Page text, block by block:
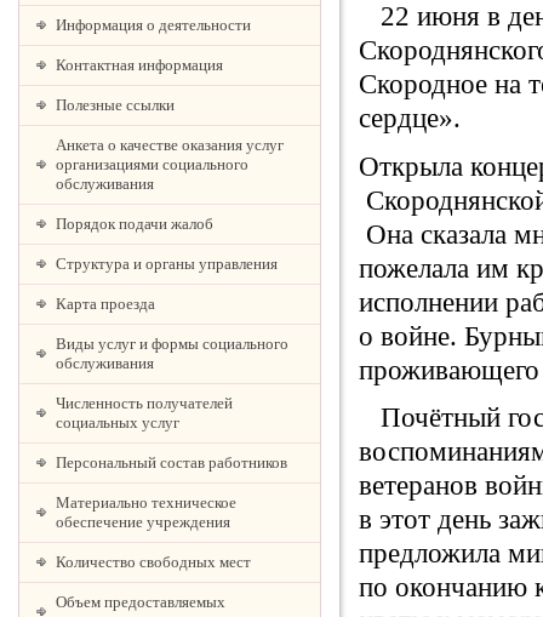
Информация о деятельности
Контактная информация
Полезные ссылки
Анкета о качестве оказания услуг
организациями социального
обслуживания
Порядок подачи жалоб
Структура и органы управления
Карта проезда
Виды услуг и формы социального
обслуживания
Численность получателей
социальных услуг
Персональный состав работников
Материально техническое
обеспечение учреждения
Количество свободных мест
Объем предоставляемых
22 июня в
Скородное на
Открыла
Она сказала
пожелала им
исполнении
о войне.
проживающего
Почётный
ветеранов
в этот день
предложила
по окончанию